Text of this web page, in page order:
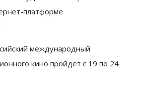
платформе
международный
кино пройдет с 19 по 24